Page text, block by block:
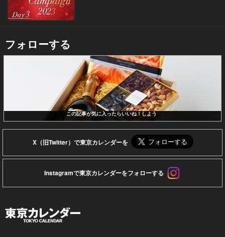
フォローする
この記事が気に入ったらいいね！しよう
X（旧Twitter）で東京カレンダーを
Instagramで東京カレンダーをフォローする